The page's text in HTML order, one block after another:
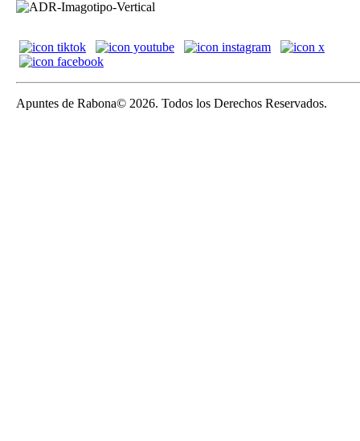
Apuntes de Rabona© 2026. Todos los Derechos Reservados.